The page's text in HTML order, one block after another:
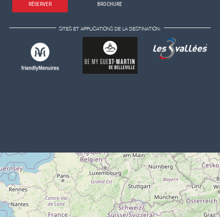
RÉSERVER BROCHURE
SITES ET APPLICATIONS DE LA DESTINATION: